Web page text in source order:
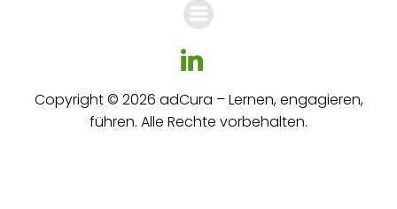
Copyright © 2026 adCura – Lernen, engagieren,
führen. Alle Rechte vorbehalten.